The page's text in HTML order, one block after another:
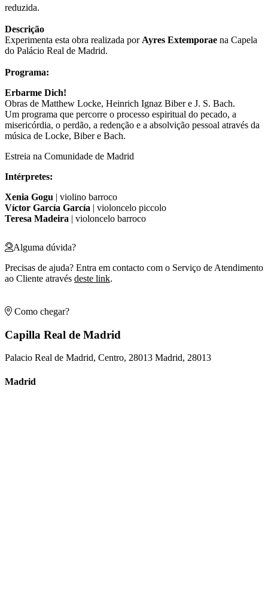
reduzida.
Descrição
Experimenta esta obra realizada por Ayres Extemporae na Capela
do Palácio Real de Madrid.
Programa:
Erbarme Dich!
Obras de Matthew Locke, Heinrich Ignaz Biber e J. S. Bach.
Um programa que percorre o processo espiritual do pecado, a
misericórdia, o perdão, a redenção e a absolvição pessoal através da
música de Locke, Biber e Bach.
Estreia na Comunidade de Madrid
Intérpretes:
Xenia Gogu | violino barroco
Víctor García García | violoncelo piccolo
Teresa Madeira | violoncelo barroco
Alguma dúvida?
Precisas de ajuda? Entra em contacto com o Serviço de Atendimento
ao Cliente através deste link.
Como chegar?
Capilla Real de Madrid
Palacio Real de Madrid, Centro, 28013 Madrid, 28013
Madrid